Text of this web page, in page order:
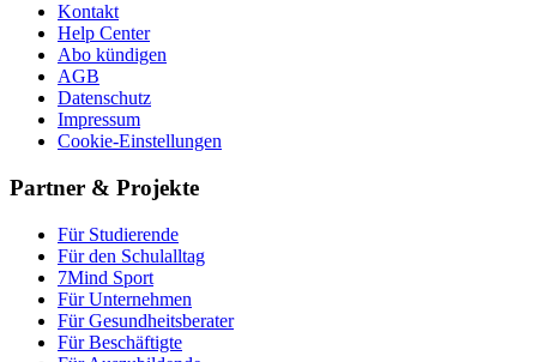
Kontakt
Help Center
Abo kündigen
AGB
Datenschutz
Impressum
Cookie-Einstellungen
Partner & Projekte
Für Stu­die­rende
Für den Schulalltag
7Mind Sport
Für Unter­neh­men
Für Gesund­heits­be­ra­ter
Für Beschäftigte